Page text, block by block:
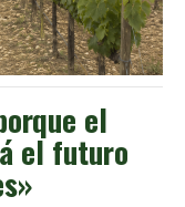
el
el futuro